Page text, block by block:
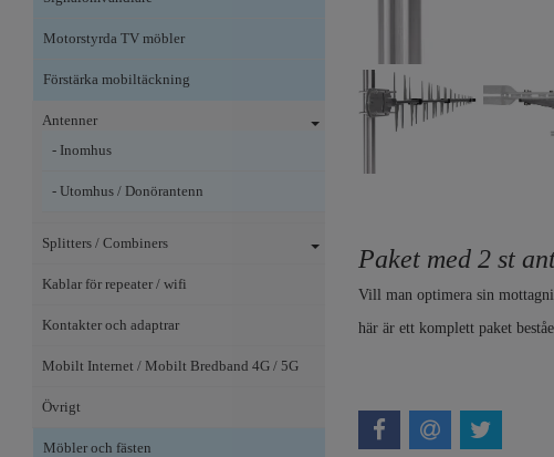
Motorstyrda TV möbler
Förstärka mobiltäckning
Antenner
- Inomhus
- Utomhus / Donörantenn
Splitters / Combiners
Kablar för repeater / wifi
Kontakter och adaptrar
Mobilt Internet / Mobilt Bredband 4G / 5G
Övrigt
Möbler och fästen
Paket med 2 st
Vill man optimera sin
här är ett komplett paket